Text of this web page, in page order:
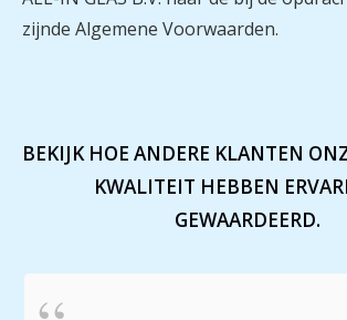
zijnde Algemene Voorwaarden.
BEKIJK HOE ANDERE KLANTEN
KWALITEIT HEBBEN
GEWAARDEERD.